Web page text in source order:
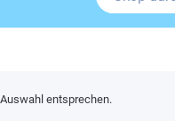
entsprechen.